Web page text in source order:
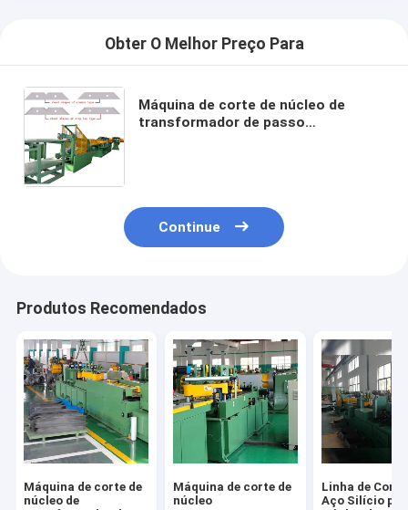
Obter O Melhor Preço Para
Máquina de corte de núcleo de
transformador de passo
Continue
Produtos Recomendados
Máquina de corte de
núcleo de
Máquina de corte de
núcleo
Linha de Corte
Aço Silício